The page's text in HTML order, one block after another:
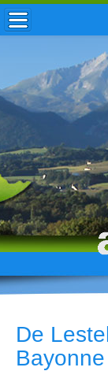
ACCUEIL /
MUNICIPALITÉ
VIE LOCALE
ENFANCE
TOURISME
HISTOIRE
De